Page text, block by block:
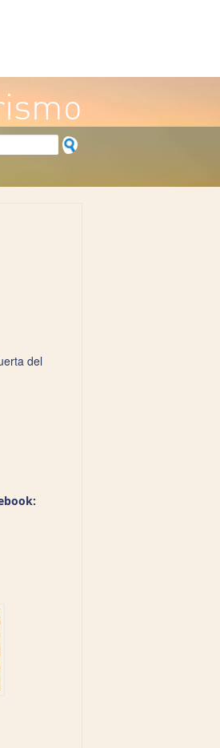
de búsqueda
del